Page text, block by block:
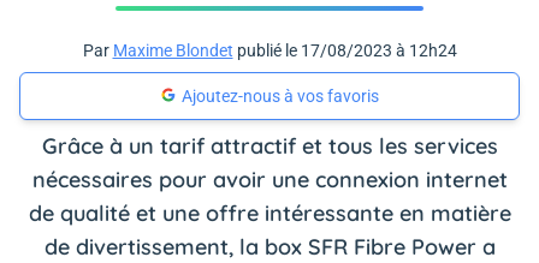
Par Maxime Blondet publié le 17/08/2023 à 12h24
Ajoutez-nous à vos favoris
Grâce à un tarif attractif et tous les services
nécessaires pour avoir une connexion internet
de qualité et une offre intéressante en matière
de divertissement, la box SFR Fibre Power a